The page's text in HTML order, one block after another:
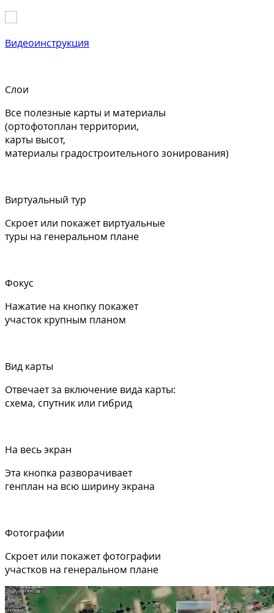
Видеоинструкция
Слои
Все полезные карты и материалы
(ортофотоплан территории,
карты высот,
материалы градостроительного зонирования)
Виртуальный тур
Скроет или покажет виртуальные
туры на генеральном плане
Фокус
Нажатие на кнопку покажет
участок крупным планом
Вид карты
Отвечает за включение вида карты:
схема, спутник или гибрид
На весь экран
Эта кнопка разворачивает
генплан на всю ширину экрана
Фотографии
Скроет или покажет фотографии
участков на генеральном плане